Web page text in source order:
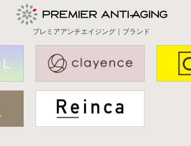
プレミアアンチエイジング｜ブランド